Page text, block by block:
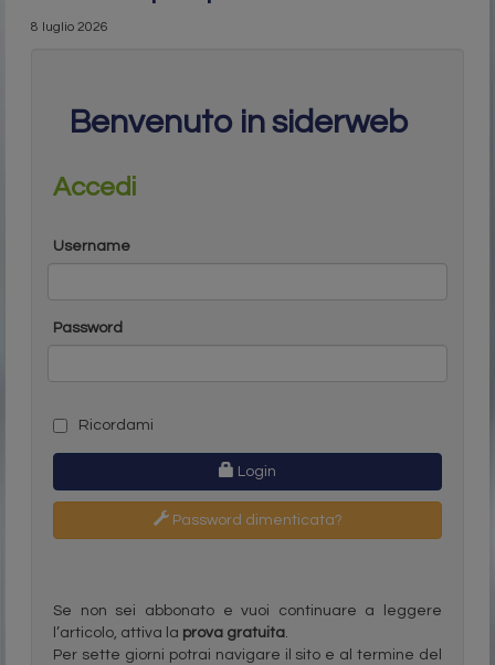
8 luglio 2026
Benvenuto in siderweb
Accedi
Username
Password
Ricordami
Login
Password dimenticata?
Se non sei abbonato e vuoi continuare a leggere
l’articolo, attiva la prova gratuita.
Per sette giorni potrai navigare il sito e al termine del